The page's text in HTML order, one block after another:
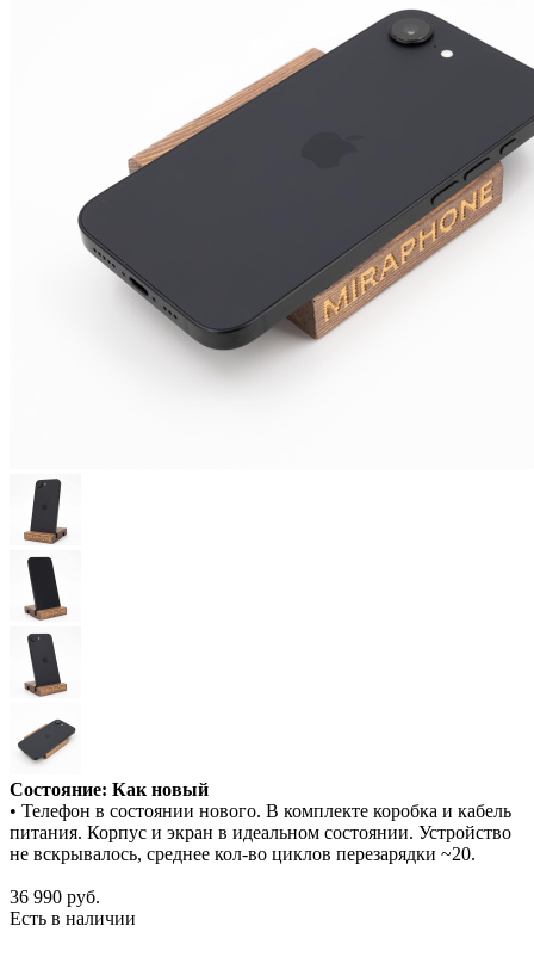
Состояние: Как новый
• Телефон в состоянии нового. В комплекте коробка и кабель
питания. Корпус и экран в идеальном состоянии. Устройство
не вскрывалось, среднее кол-во циклов перезарядки ~20.
36 990 руб.
Есть в наличии